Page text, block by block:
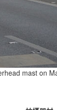
mast on